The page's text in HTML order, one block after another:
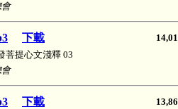
下載
菩提心文淺釋 03
下載